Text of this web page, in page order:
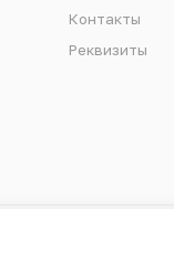
Контакты
Реквизиты